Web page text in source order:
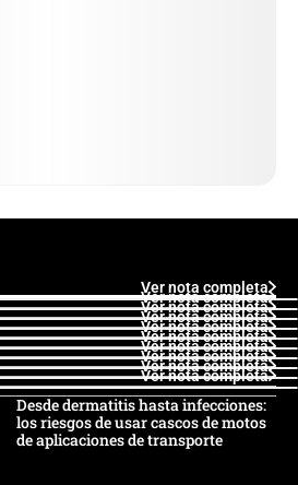
Ver nota completa
Ver nota completa
Ver nota completa
Ver nota completa
Ver nota completa
Ver nota completa
Ver nota completa
Ver nota completa
Ver nota completa
Ver nota completa
Desde dermatitis hasta infecciones:
los riesgos de usar cascos de motos
de aplicaciones de transporte